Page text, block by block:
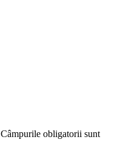
Câmpurile obligatorii sunt